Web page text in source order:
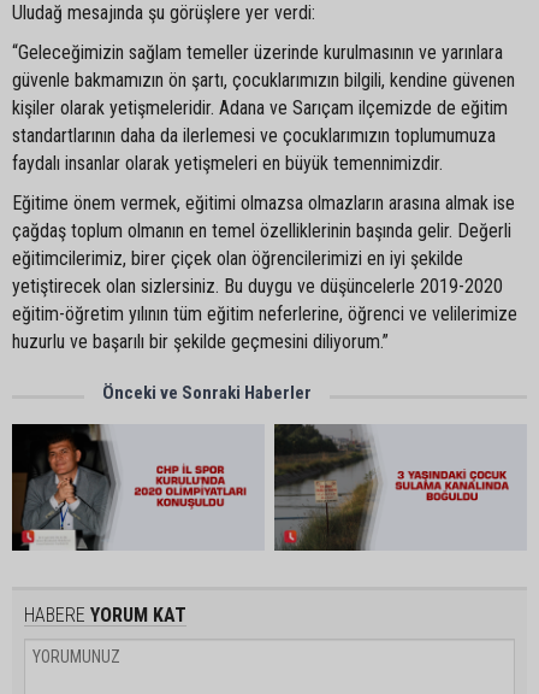
Uludağ mesajında şu görüşlere yer verdi:
“Geleceğimizin sağlam temeller üzerinde kurulmasının ve yarınlara
güvenle bakmamızın ön şartı, çocuklarımızın bilgili, kendine güvenen
kişiler olarak yetişmeleridir. Adana ve Sarıçam ilçemizde de eğitim
standartlarının daha da ilerlemesi ve çocuklarımızın toplumumuza
faydalı insanlar olarak yetişmeleri en büyük temennimizdir.
Eğitime önem vermek, eğitimi olmazsa olmazların arasına almak ise
çağdaş toplum olmanın en temel özelliklerinin başında gelir. Değerli
eğitimcilerimiz, birer çiçek olan öğrencilerimizi en iyi şekilde
yetiştirecek olan sizlersiniz. Bu duygu ve düşüncelerle 2019-2020
eğitim-öğretim yılının tüm eğitim neferlerine, öğrenci ve velilerimize
huzurlu ve başarılı bir şekilde geçmesini diliyorum.”
Önceki ve Sonraki Haberler
HABERE YORUM KAT